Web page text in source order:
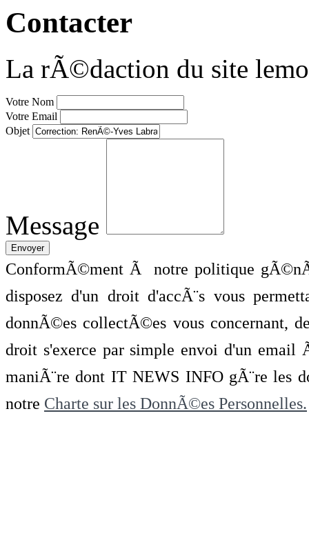
Contacter
La rÃ©daction du site
Votre Nom
Votre Email
Objet
Message
ConformÃ©ment Ã notre politique
disposez d'un droit d'accÃ¨s vous
donnÃ©es collectÃ©es vous concernant,
droit s'exerce par simple envoi d'un
maniÃ¨re dont IT NEWS INFO gÃ¨re les
notre Charte sur les DonnÃ©es Personnelles.